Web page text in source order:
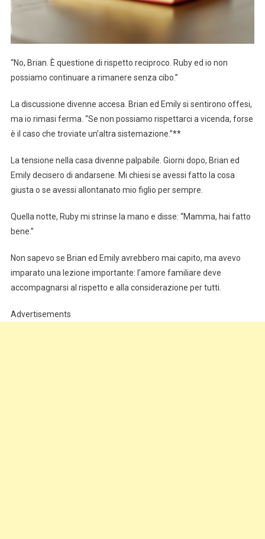
“No, Brian. È questione di rispetto reciproco. Ruby ed io non
possiamo continuare a rimanere senza cibo.”
La discussione divenne accesa. Brian ed Emily si sentirono offesi,
ma io rimasi ferma. “Se non possiamo rispettarci a vicenda, forse
è il caso che troviate un’altra sistemazione.”**
La tensione nella casa divenne palpabile. Giorni dopo, Brian ed
Emily decisero di andarsene. Mi chiesi se avessi fatto la cosa
giusta o se avessi allontanato mio figlio per sempre.
Quella notte, Ruby mi strinse la mano e disse: “Mamma, hai fatto
bene.”
Non sapevo se Brian ed Emily avrebbero mai capito, ma avevo
imparato una lezione importante: l’amore familiare deve
accompagnarsi al rispetto e alla considerazione per tutti.
Advertisements